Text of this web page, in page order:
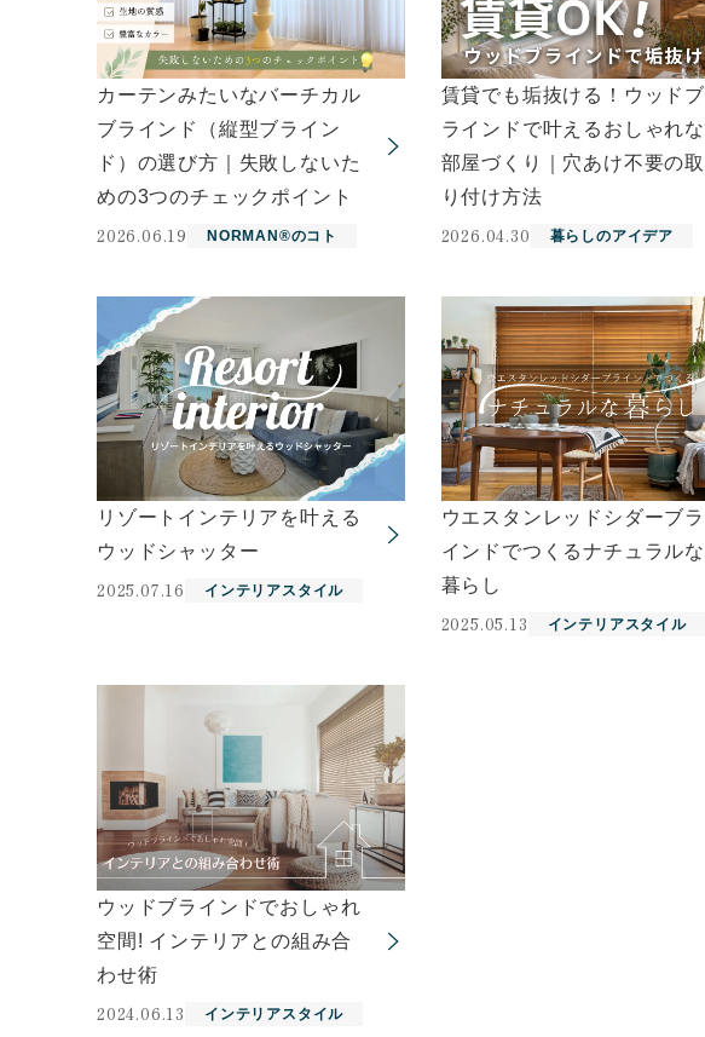
カーテンみたいなバーチカル
ブラインド（縦型ブライン
ド）の選び方｜失敗しないた
めの3つのチェックポイント
2026.06.19 NORMAN®のコト
賃貸でも垢抜ける！ウッドブ
ラインドで叶えるおしゃれな
部屋づくり｜穴あけ不要の取
り付け方法
2026.04.30 暮らしのアイデア
リゾートインテリアを叶える
ウッドシャッター
2025.07.16 インテリアスタイル
ウエスタンレッドシダーブラ
インドでつくるナチュラルな
暮らし
2025.05.13 インテリアスタイル
ウッドブラインドでおしゃれ
空間! インテリアとの組み合
わせ術
2024.06.13 インテリアスタイル